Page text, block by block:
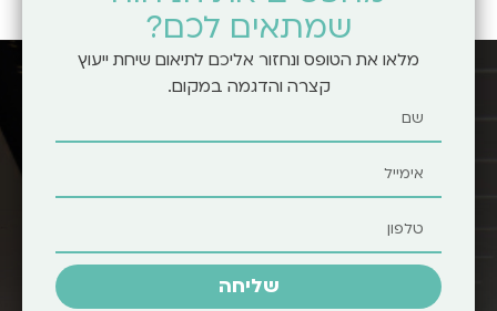
שמתאים לכם?
מלאו את הטופס ונחזור אליכם לתיאום שיחת ייעוץ
קצרה והדגמה במקום.
שליחה